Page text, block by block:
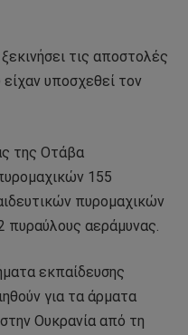
τις αποστολές
υποσχεθεί τον
της Οτάβα
155
πυρομαχικών
πυραύλους αεράμυνας.
εκπαίδευσης
για τα άρματα
Ουκρανία από τη